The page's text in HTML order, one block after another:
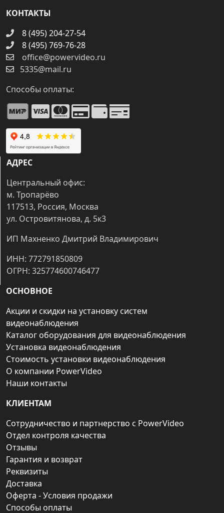
КОНТАКТЫ
8 (495) 204-27-54
8 (495) 769-76-28
office@powervideo.ru
5335@mail.ru
Способы оплаты:
АДРЕС
Центральный офис:
м. Тропарёво
117513, Россия, Москва
ул. Островитянова, д. 5к3
ИП Махненко Дмитрий Владимирович
ИНН: 772791850809
ОГРН: 325774600746477
ОСНОВНОЕ
Акции и скидки на установку систем
видеонаблюдения
Каталог оборудования для видеонаблюдения
Установка видеонаблюдения
Стоимость установки видеонаблюдения
О компании PowerVideo
Наши контакты
КЛИЕНТАМ
Сотрудничество и партнерство с PowerVideo
Отдел контроля качества
Отзывы
Гарантия и возврат
Реквизиты
Доставка
Оферта - Условия продажи
Способы оплаты